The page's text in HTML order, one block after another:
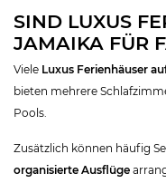
SIND LUXUS
JAMAIKA FÜR
Viele Luxus Ferienhäuser
bieten mehrere
Pools.
Zusätzlich können häufig
organisierte Ausflüge